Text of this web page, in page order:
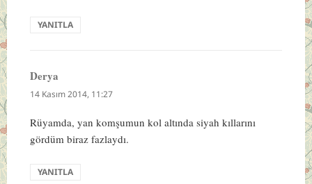
YANITLA
Derya
ki:
14 Kasım 2014, 11:27
Rüyamda, yan komşumun kol altında siyah kıllarını
gördüm biraz fazlaydı.
YANITLA